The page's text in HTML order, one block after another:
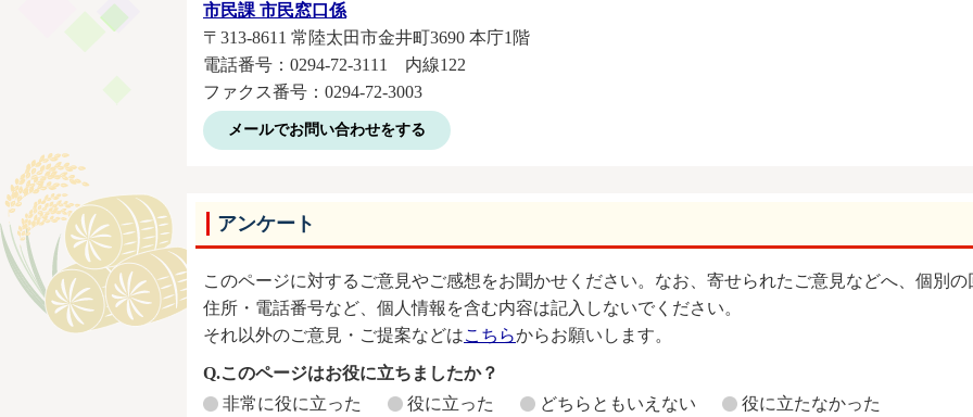
市民課 市民窓口係
〒313-8611 常陸太田市金井町3690 本庁1階
電話番号：0294-72-3111 内線122
ファクス番号：0294-72-3003
メールでお問い合わせをする
アンケート
このページに対するご意見やご感想をお聞かせください。なお、寄せられたご意見などへ、個別
住所・電話番号など、個人情報を含む内容は記入しないでください。
それ以外のご意見・ご提案などはこちらからお願いします。
Q.このページはお役に立ちましたか？
非常に役に立った
役に立った どちらともいえない 役に立たなかった